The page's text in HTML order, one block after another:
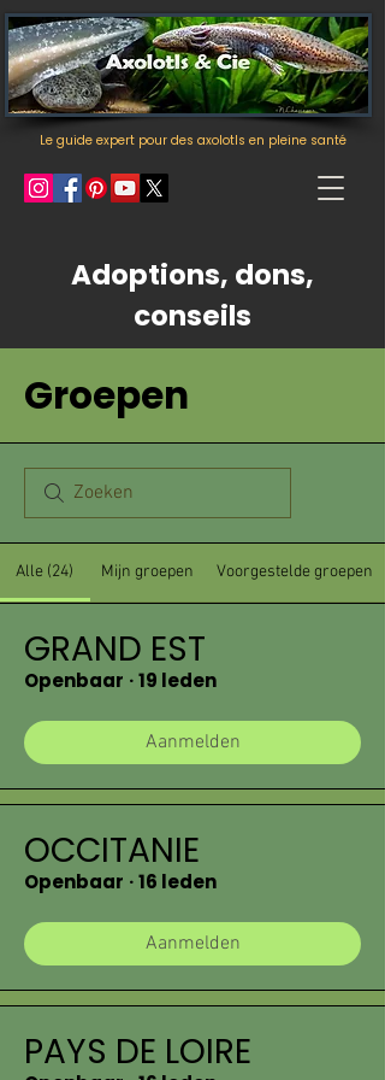
Le guide expert pour des axolotls en pleine santé
Adoptions, dons,
conseils
Groepen
Alle (24) Mijn groepen Voorgestelde groepen
GRAND EST
Openbaar ·19 leden
Aanmelden
OCCITANIE
Openbaar ·16 leden
Aanmelden
PAYS DE LOIRE